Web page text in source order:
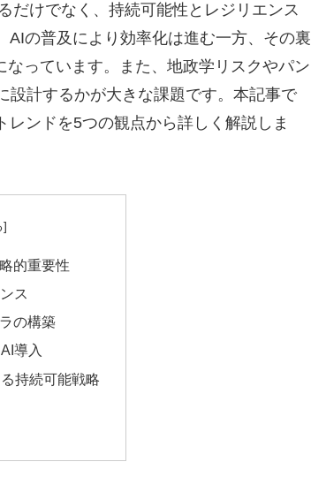
だけでなく、持続可能性とレジリエンス
AIの普及により効率化は進む一方、その裏
っています。また、地政学リスクやパン
設計するかが大きな課題です。本記事で
ンドを5つの観点から詳しく解説しま
的重要性
ス
の構築
導入
持続可能戦略